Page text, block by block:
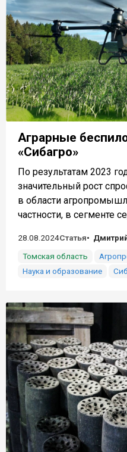
Аграрные
«Сибагро»
По результатам 2023
значительный рост
в области
частности, в сегменте
28.08.2024Статья
Томская область
Наука и образование